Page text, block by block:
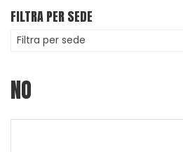
FILTRA PER SEDE
Filtra per sede
NO